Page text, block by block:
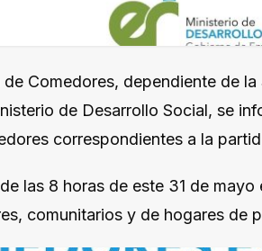
Comedores, dependiente de
de Desarrollo Social, se
correspondientes a la
las 8 horas de este 31 de
comunitarios y de hogares de